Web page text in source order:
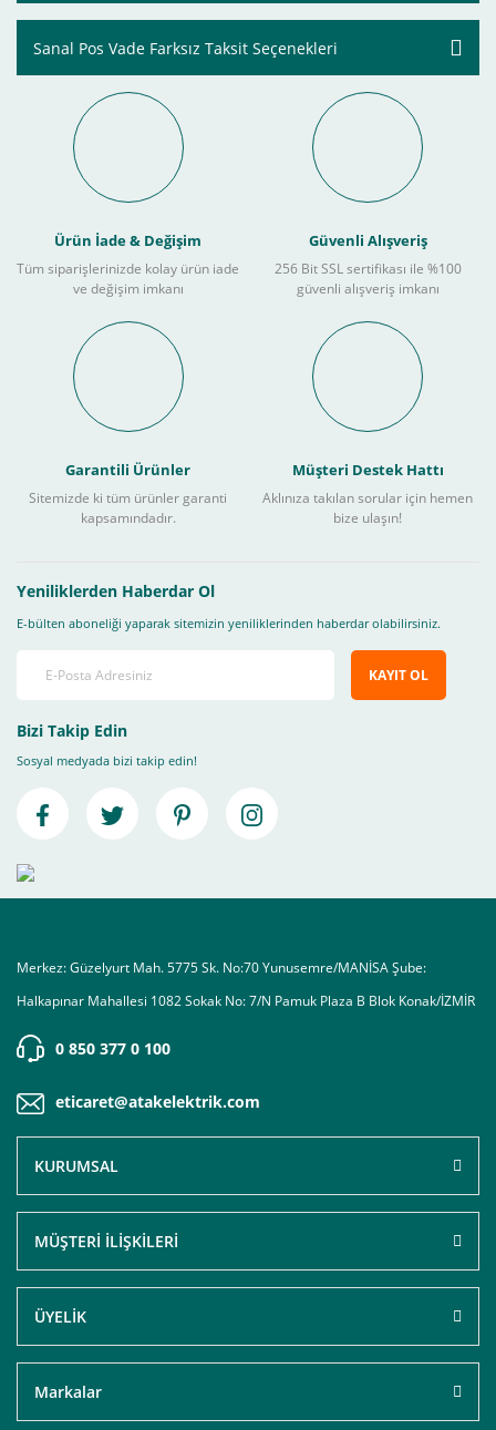
Sanal Pos Vade Farksız Taksit Seçenekleri
Ürün İade & Değişim
Tüm siparişlerinizde kolay ürün iade
ve değişim imkanı
Güvenli Alışveriş
256 Bit SSL sertifikası ile %100
güvenli alışveriş imkanı
Garantili Ürünler
Sitemizde ki tüm ürünler garanti
kapsamındadır.
Müşteri Destek Hattı
Aklınıza takılan sorular için hemen
bize ulaşın!
Yeniliklerden Haberdar Ol
E-bülten aboneliği yaparak sitemizin yeniliklerinden haberdar olabilirsiniz.
KAYIT OL
Bizi Takip Edin
Sosyal medyada bizi takip edin!
Merkez: Güzelyurt Mah. 5775 Sk. No:70 Yunusemre/MANİSA Şube:
Halkapınar Mahallesi 1082 Sokak No: 7/N Pamuk Plaza B Blok Konak/İZMİR
0 850 377 0 100
eticaret@atakelektrik.com
KURUMSAL
MÜŞTERİ İLİŞKİLERİ
ÜYELİK
Markalar